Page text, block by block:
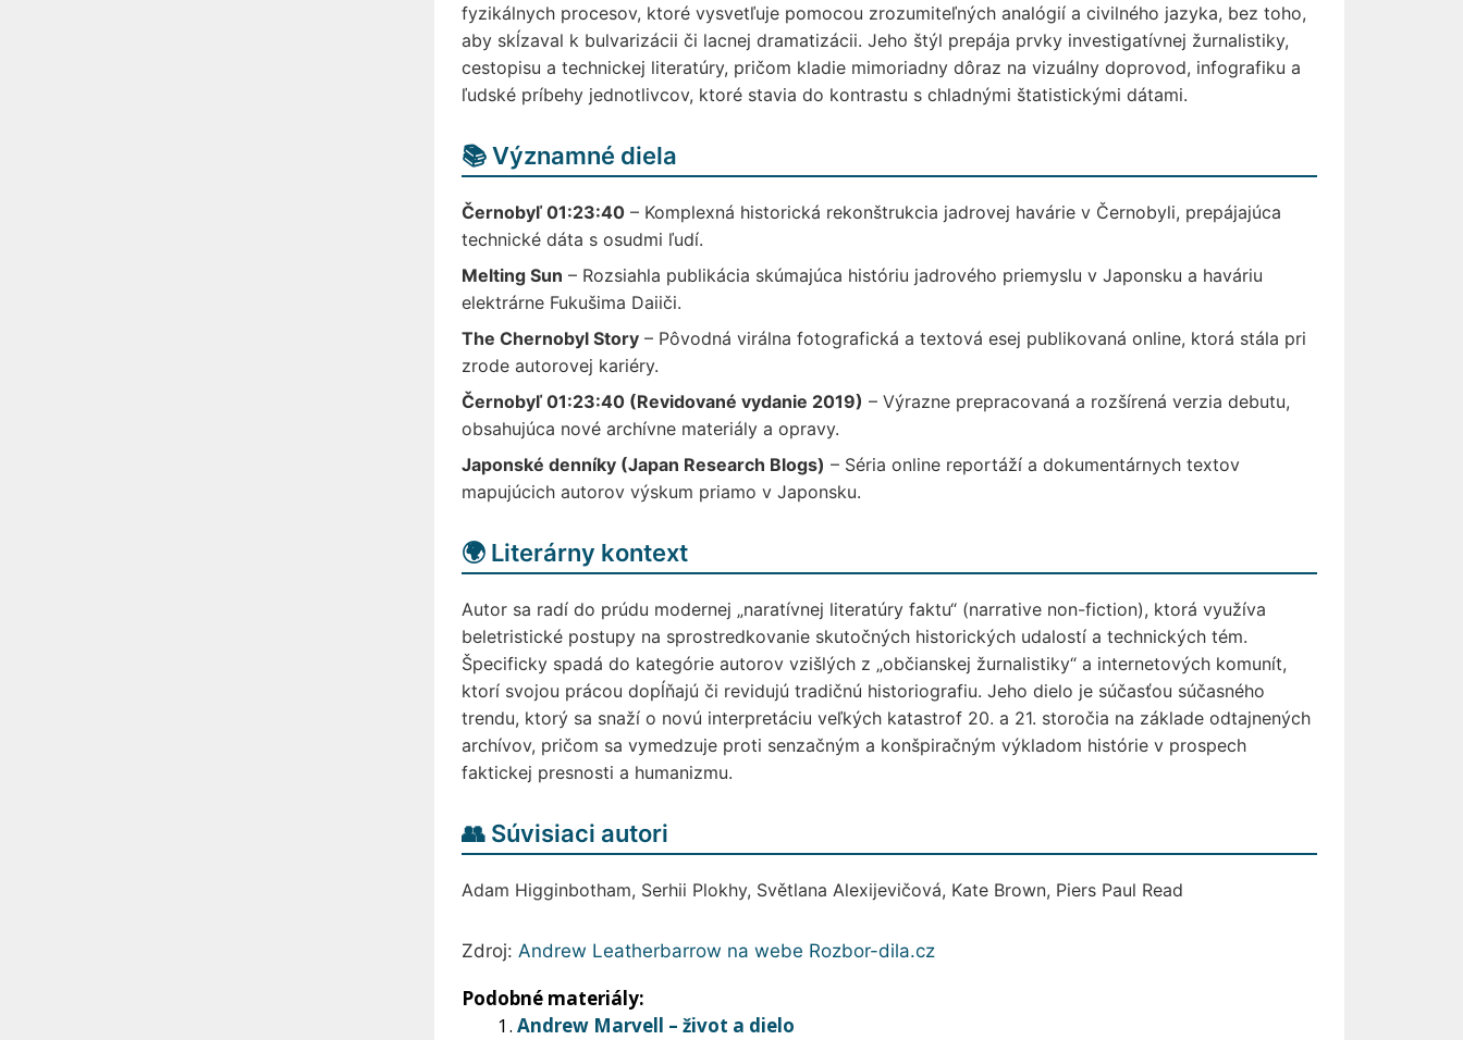
fyzikálnych procesov, ktoré vysvetľuje pomocou zrozumiteľných analógií a civilného jazyka, bez toho,
aby skĺzaval k bulvarizácii či lacnej dramatizácii. Jeho štýl prepája prvky investigatívnej žurnalistiky,
cestopisu a technickej literatúry, pričom kladie mimoriadny dôraz na vizuálny doprovod, infografiku a
ľudské príbehy jednotlivcov, ktoré stavia do kontrastu s chladnými štatistickými dátami.
📚 Významné diela
Černobyľ 01:23:40– Komplexná historická rekonštrukcia jadrovej havárie v Černobyli, prepájajúca
technické dáta s osudmi ľudí.
Melting Sun – Rozsiahla publikácia skúmajúca históriu jadrového priemyslu v Japonsku a haváriu
elektrárne Fukušima Daiiči.
The Chernobyl Story– Pôvodná virálna fotografická a textová esej publikovaná online, ktorá stála pri
zrode autorovej kariéry.
Černobyľ 01:23:40 (Revidované vydanie 2019) – Výrazne prepracovaná a rozšírená verzia debutu,
obsahujúca nové archívne materiály a opravy.
Japonské denníky (Japan Research Blogs) – Séria online reportáží a dokumentárnych textov
mapujúcich autorov výskum priamo v Japonsku.
🌍 Literárny kontext
Autor sa radí do prúdu modernej „naratívnej literatúry faktu“ (narrative non-fiction), ktorá využíva
beletristické postupy na sprostredkovanie skutočných historických udalostí a technických tém.
Špecificky spadá do kategórie autorov vzišlých z „občianskej žurnalistiky“ a internetových komunít,
ktorí svojou prácou dopĺňajú či revidujú tradičnú historiografiu. Jeho dielo je súčasťou súčasného
trendu, ktorý sa snaží o novú interpretáciu veľkých katastrof 20. a 21. storočia na základe odtajnených
archívov, pričom sa vymedzuje proti senzačným a konšpiračným výkladom histórie v prospech
faktickej presnosti a humanizmu.
👥 Súvisiaci autori
Adam Higginbotham, Serhii Plokhy, Světlana Alexijevičová, Kate Brown, Piers Paul Read
Zdroj: Andrew Leatherbarrow na webe Rozbor-dila.cz
Podobné materiály:
Andrew Marvell – život a dielo